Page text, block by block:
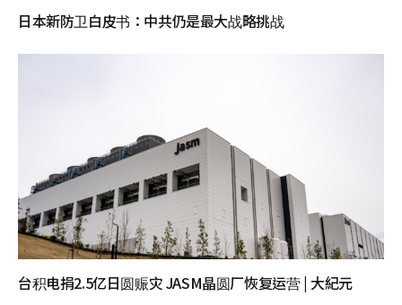
日本新防卫白皮书：中共仍是最大战略挑战
台积电捐2.5亿日圆赈灾 JASM晶圆厂恢复运营 | 大紀元